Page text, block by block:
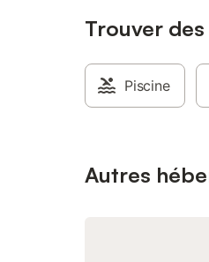
Trouver
Piscine
Autres